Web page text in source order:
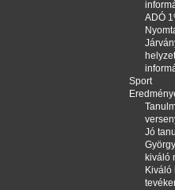
ADÓ
Sport
Jó
kiváló
Kiváló